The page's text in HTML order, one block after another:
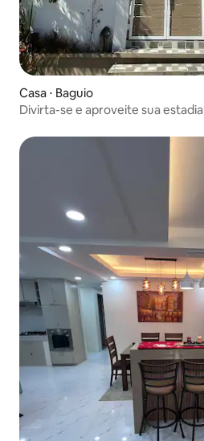
Casa ⋅ Baguio
Divirta-se e aproveite sua estadia